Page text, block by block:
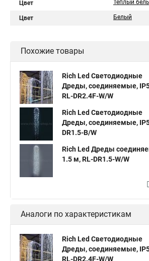
Цвет Теплый
Цвет Белый
Похожие товары
Rich Led Светодиодные
Дреды, соединяемые,
RL-DR2.4F-W/W
Rich Led Светодиодные
Дреды, соединяемые,
DR1.5-B/W
Rich Led Дреды
1.5 м, RL-DR1.5-W/W
Аналоги по характеристикам
Rich Led Светодиодные
Дреды, соединяемые,
RL-DR2.4F-W/W